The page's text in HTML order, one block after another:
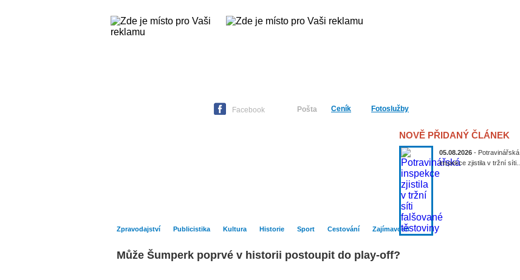
Facebook Pošta Ceník Fotoslužby
NOVĚ PŘIDANÝ ČLÁNEK
05.08.2026 - Potravinářská
inspekce zjistila v tržní síti...
Zpravodajství Publicistika Kultura Historie Sport Cestování Zajímavosti
Může Šumperk poprvé v historii postoupit do play-off?